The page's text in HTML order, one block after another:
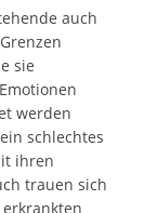
auch
sie
werden
schlechtes
ihren
trauen sich